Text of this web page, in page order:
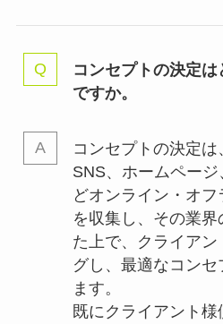
コンセプトの決定
ですか。
コンセプトの決定は
SNS、ホームペー
どオンライン・オ
を収集し、その業
た上で、クライア
グし、最適なコンセ
ます。
既にクライアント